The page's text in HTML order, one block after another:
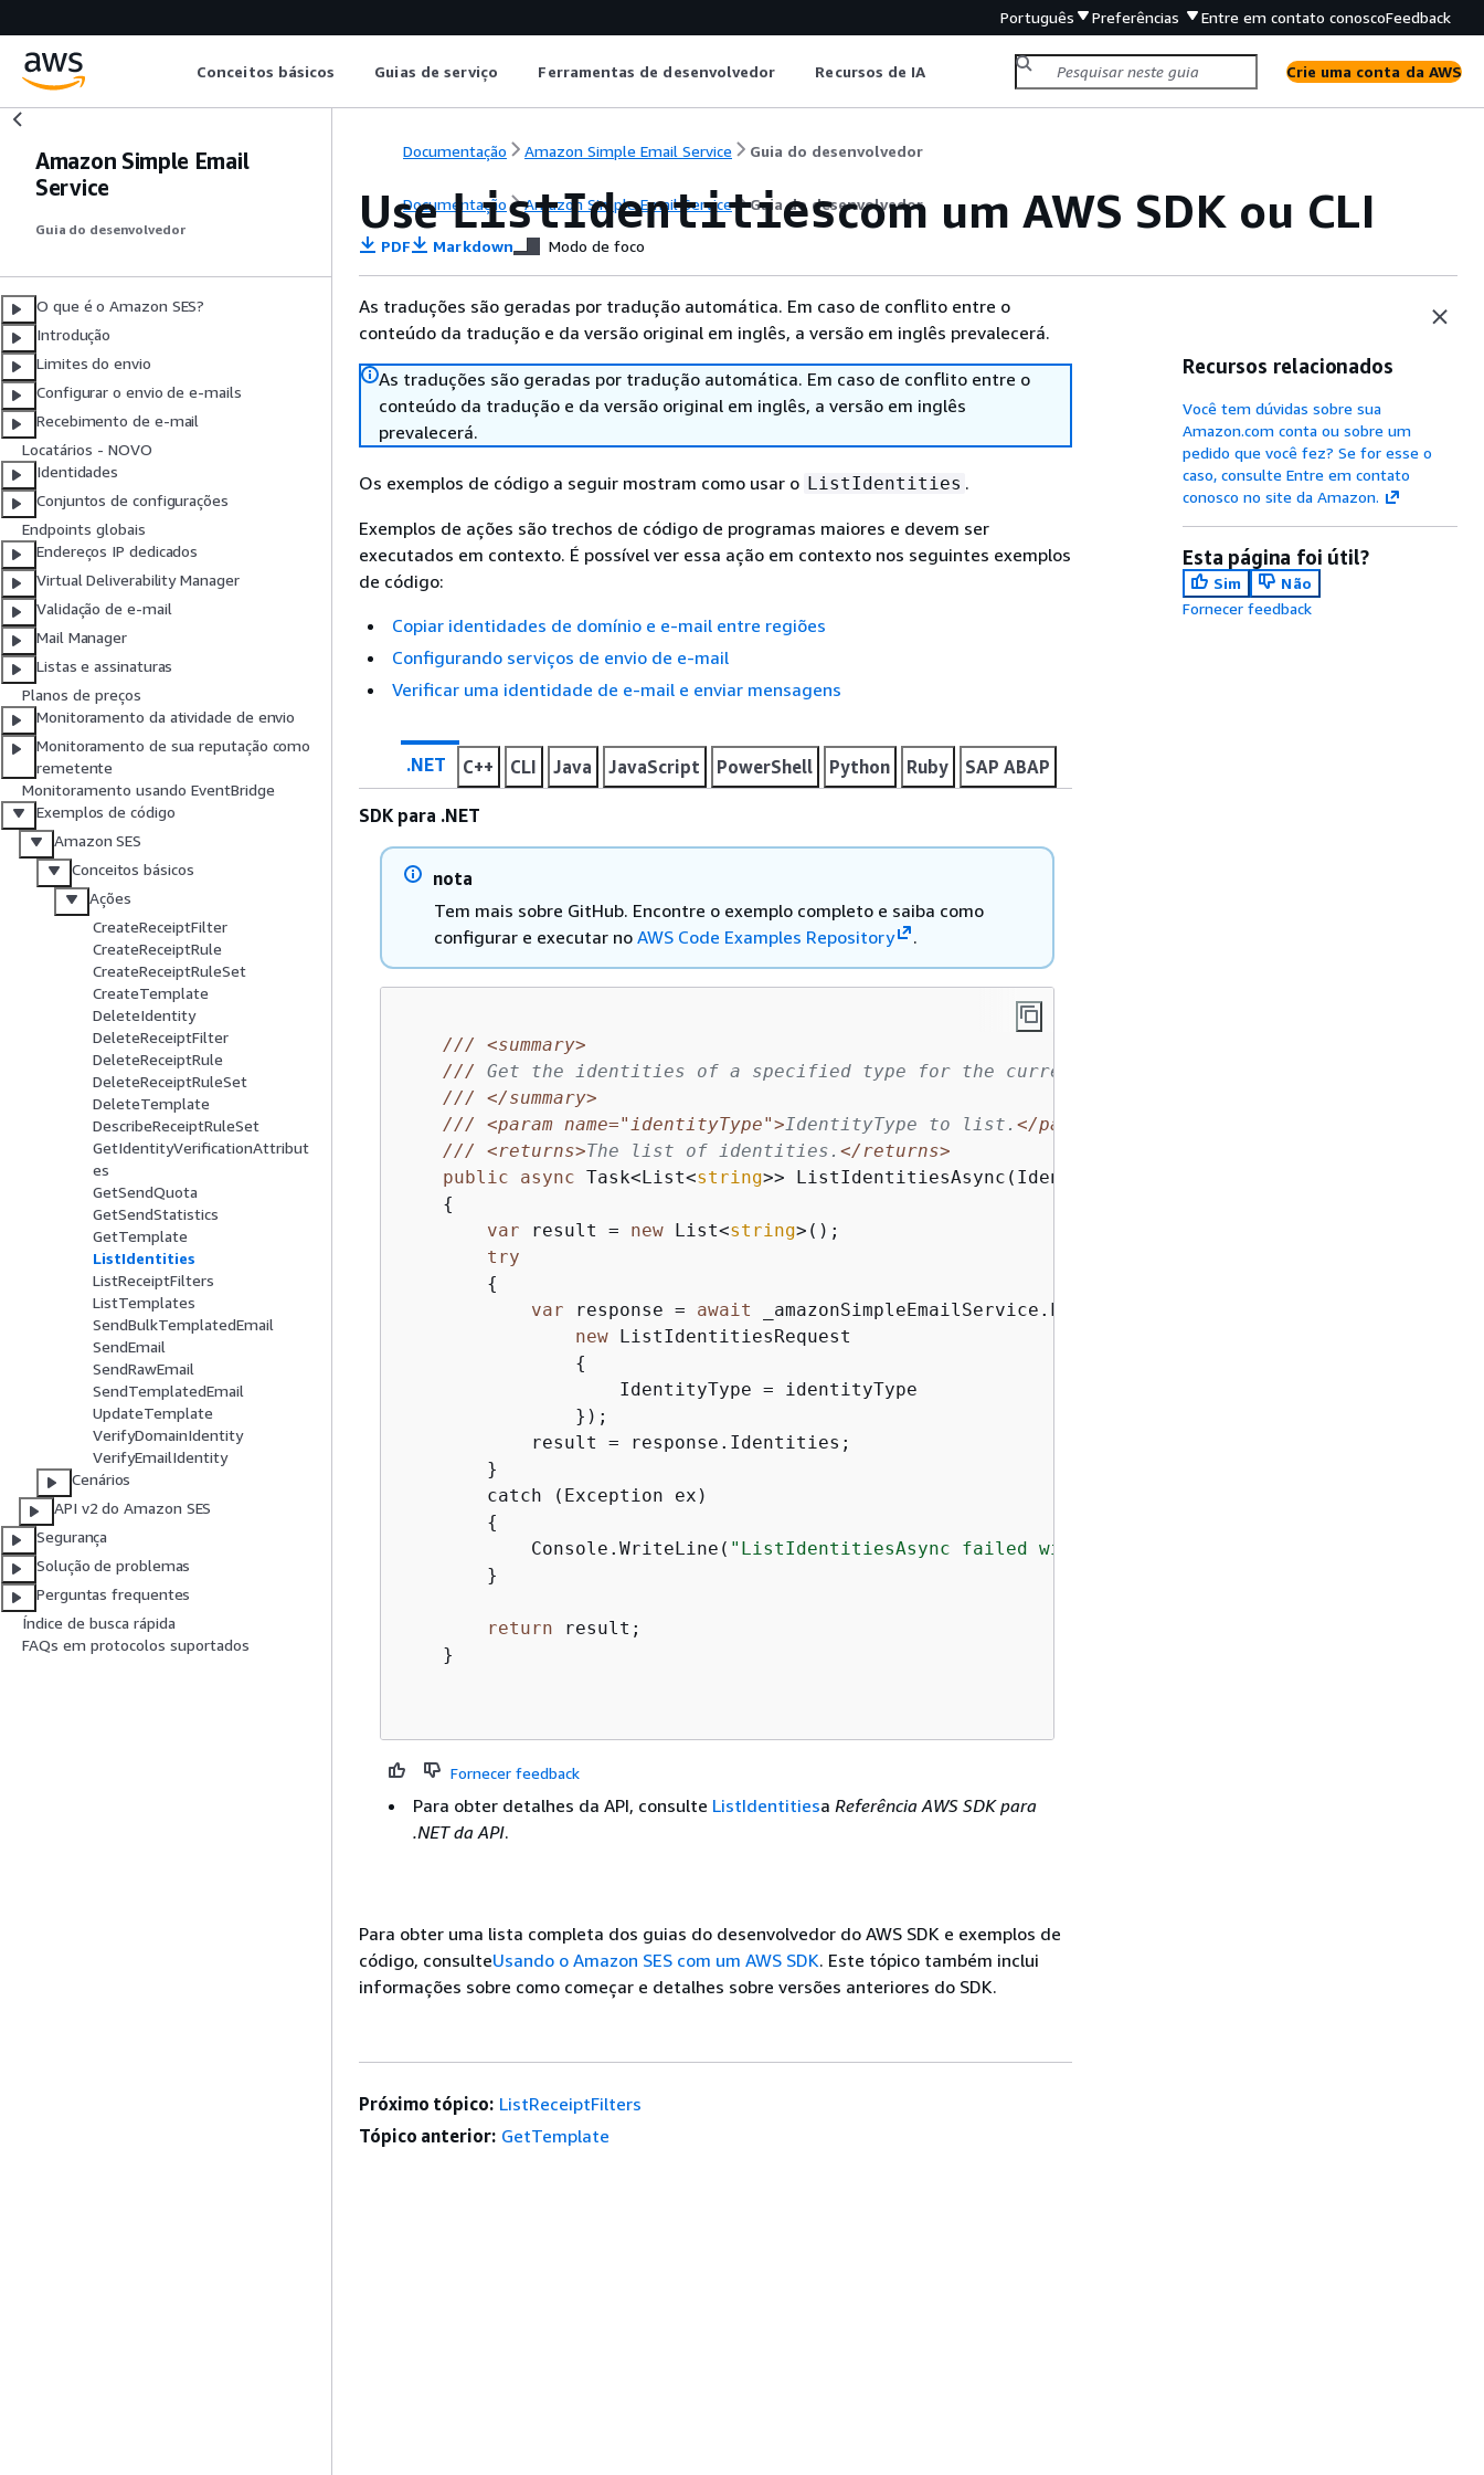
Português Preferências Entre em contato conoscoFeedback
Conceitos básicos Guias de serviço Ferramentas de desenvolvedor Recursos de IA Crie uma conta da AWS
Amazon Simple Email
Service
Guia do desenvolvedor
O que é o Amazon SES?
Introdução
Limites do envio
Configurar o envio de e-mails
Recebimento de e-mail
Locatários - NOVO
Identidades
Conjuntos de configurações
Endpoints globais
Endereços IP dedicados
Virtual Deliverability Manager
Validação de e-mail
Mail Manager
Listas e assinaturas
Planos de preços
Monitoramento da atividade de envio
Monitoramento de sua reputação como
remetente
Monitoramento usando EventBridge
Exemplos de código
Amazon SES
Conceitos básicos
Ações
CreateReceiptFilter
CreateReceiptRule
CreateReceiptRuleSet
CreateTemplate
DeleteIdentity
DeleteReceiptFilter
DeleteReceiptRule
DeleteReceiptRuleSet
DeleteTemplate
DescribeReceiptRuleSet
GetIdentityVerificationAttribut
es
GetSendQuota
GetSendStatistics
GetTemplate
ListIdentities
ListReceiptFilters
ListTemplates
SendBulkTemplatedEmail
SendEmail
SendRawEmail
SendTemplatedEmail
UpdateTemplate
VerifyDomainIdentity
VerifyEmailIdentity
Cenários
API v2 do Amazon SES
Segurança
Solução de problemas
Perguntas frequentes
Índice de busca rápida
FAQs em protocolos suportados
Documentação Amazon Simple Email Service Guia do desenvolvedor
Documentação Amazon Simple Email Service Guia do desenvolvedor
UseListIdentitiescom um AWS SDK ou CLI
PDF Markdown Modo de foco
As traduções são geradas por tradução automática. Em caso de conflito entre o
conteúdo da tradução e da versão original em inglês, a versão em inglês prevalecerá.
As traduções são geradas por tradução automática. Em caso de conflito entre o
conteúdo da tradução e da versão original em inglês, a versão em inglês
prevalecerá.
Os exemplos de código a seguir mostram como usar o ListIdentities .
Exemplos de ações são trechos de código de programas maiores e devem ser
executados em contexto. É possível ver essa ação em contexto nos seguintes exemplos
de código:
Copiar identidades de domínio e e-mail entre regiões
Configurando serviços de envio de e-mail
Verificar uma identidade de e-mail e enviar mensagens
.NET C++ CLI Java JavaScript PowerShell Python Ruby SAP ABAP
SDK para .NET
nota
Tem mais sobre GitHub. Encontre o exemplo completo e saiba como
configurar e executar no AWS Code Examples Repository .
///
<summary>
/// Get the identities of a specified type for the current account.
///
</summary>
///
<param name="identityType">IdentityType to list. </param>
///
<returns>The list of identities. </returns>
public
async Task<List<string>> ListIdentitiesAsync(IdentityType identityType)
{
var result = new List<string>();
try
{
var response = await _amazonSimpleEmailService.ListIdentitiesAsync(
new ListIdentitiesRequest
{
                    IdentityType = identityType
                });
            result = response.Identities;
        }
        catch (Exception ex)
{
            Console.WriteLine(
"ListIdentitiesAsync failed with exception: "
        }
return result;
    }
Fornecer feedback
Para obter detalhes da API, consulte ListIdentitiesa Referência AWS SDK para
.NET da API.
Para obter uma lista completa dos guias do desenvolvedor do AWS SDK e exemplos de
código, consulteUsando o Amazon SES com um AWS SDK. Este tópico também inclui
informações sobre como começar e detalhes sobre versões anteriores do SDK.
Recursos relacionados
Você tem dúvidas sobre sua
Amazon.com conta ou sobre um
pedido que você fez? Se for esse o
caso, consulte Entre em contato
conosco no site da Amazon.
Esta página foi útil?
Sim
Não
Fornecer feedback
Próximo tópico: ListReceiptFilters
Tópico anterior: GetTemplate